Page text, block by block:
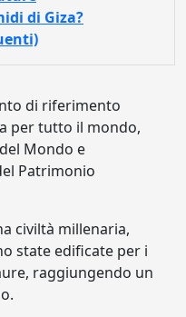
di Giza?
di riferimento
per tutto il mondo,
Mondo e
Patrimonio
civiltà millenaria,
state edificate per i
raggiungendo un